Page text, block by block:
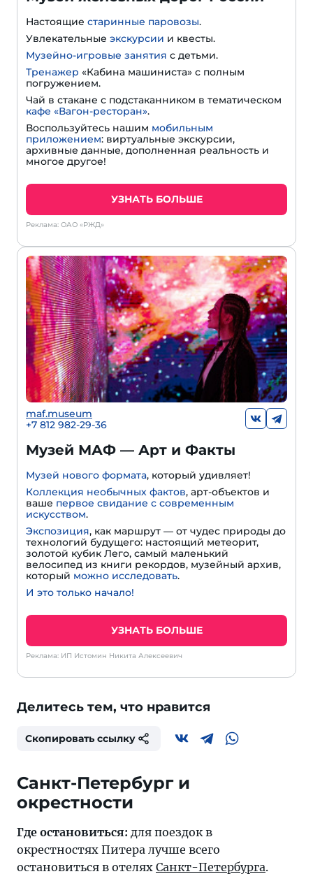
Настоящие старинные паровозы.
Увлекательные экскурсии и квесты.
Музейно-игровые занятия с детьми.
Тренажер «Кабина машиниста» с полным
погружением.
Чай в стакане с подстаканником в тематическом
кафе «Вагон-ресторан».
Воспользуйтесь нашим мобильным
приложением: виртуальные экскурсии,
архивные данные, дополненная реальность и
многое другое!
УЗНАТЬ БОЛЬШЕ
Реклама: ОАО «РЖД»
maf.museum
+7 812 982-29-36
Музей МАФ — Арт и Факты
Музей нового формата, который удивляет!
Коллекция необычных фактов, арт-объектов и
ваше первое свидание с современным
искусством.
Экспозиция, как маршрут — от чудес природы до
технологий будущего: настоящий метеорит,
золотой кубик Лего, самый маленький
велосипед из книги рекордов, музейный архив,
который можно исследовать.
И это только начало!
УЗНАТЬ БОЛЬШЕ
Реклама: ИП Истомин Никита Алексеевич
Делитесь тем, что нравится
Скопировать ссылку
Санкт-Петербург и
окрестности
Где остановиться: для поездок в
окрестностях Питера лучше всего
остановиться в отелях Санкт-Петербурга.